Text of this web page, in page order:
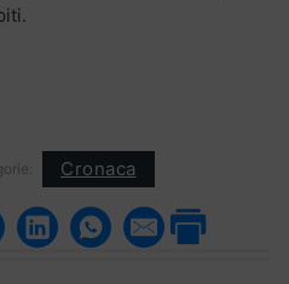
Cronaca